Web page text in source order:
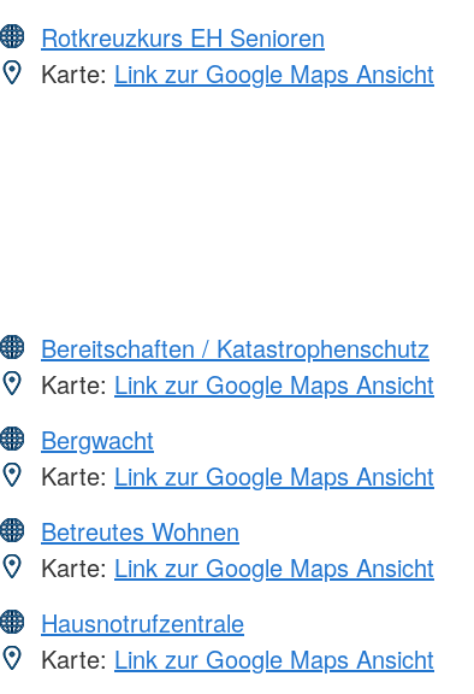
Rotkreuzkurs EH Senioren
Karte: Link zur Google Maps Ansicht
Bereitschaften / Katastrophenschutz
Karte: Link zur Google Maps Ansicht
Bergwacht
Karte: Link zur Google Maps Ansicht
Betreutes Wohnen
Karte: Link zur Google Maps Ansicht
Hausnotrufzentrale
Karte: Link zur Google Maps Ansicht